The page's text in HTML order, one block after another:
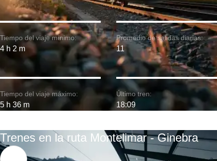
Tiempo del viaje mínimo:
4 h 2 m
Tiempo del viaje máximo:
5 h 36 m
Promedio de salidas diarias:
11
Último tren:
18:09
Trenes en la ruta Montelimar - Ginebra